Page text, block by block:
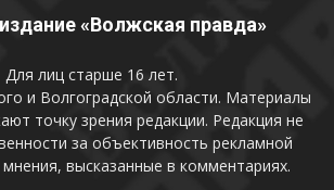
«Волжская правда»
Для лиц старше 16 лет.
и Волгоградской области. Материалы
точку зрения редакции. Редакция не
за объективность рекламной
высказанные в комментариях.